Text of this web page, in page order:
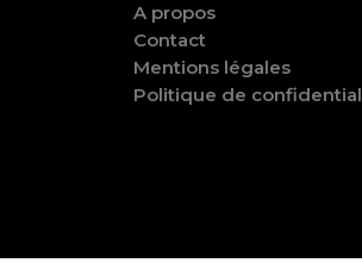
A propos
Contact
Mentions légales
Politique de